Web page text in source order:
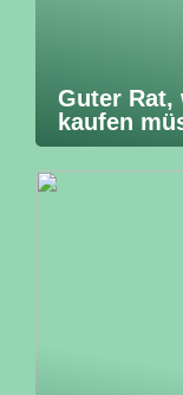
Guter Rat,
kaufen